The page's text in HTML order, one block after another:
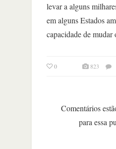
levar a alguns
em alguns Estados
capacidade de mudar
0 823
Comentários
para essa